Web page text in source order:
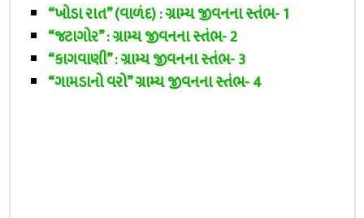
“ખોડા રાત” (વાળંદ) : ગ્રામ્ય જીવનના સ્તંભ- 1
“જટાગોર” : ગ્રામ્ય જીવનના સ્તંભ- 2
“કાગવાણી” : ગ્રામ્ય જીવનના સ્તંભ- 3
“ગામડાનો વરો” ગ્રામ્ય જીવનના સ્તંભ- 4